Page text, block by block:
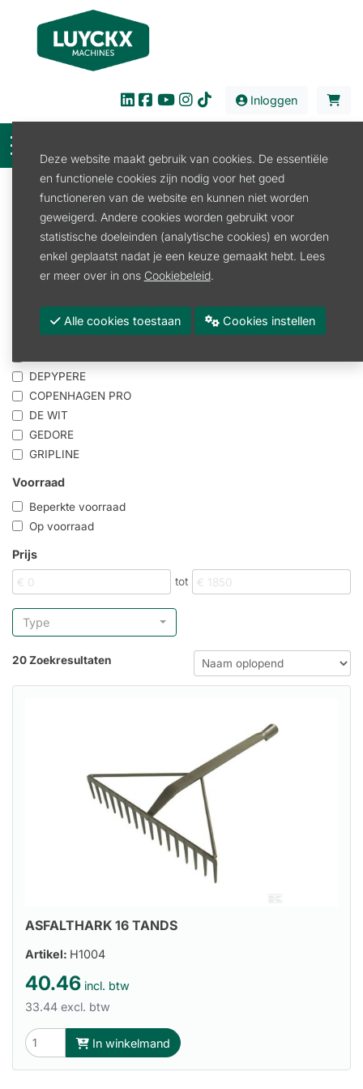
Inloggen
Filter
Verkoop
Bouwgereedschap
Bouwgereedschap
Promoties
Merk
DEPYPERE
COPENHAGEN PRO
DE WIT
GEDORE
GRIPLINE
Voorraad
Beperkte voorraad
Op voorraad
Prijs
tot
Type
20 Zoekresultaten
ASFALTHARK 16 TANDS
Artikel: H1004
40.46 incl. btw
33.44 excl. btw
In winkelmand
Deze website maakt gebruik van cookies. De essentiële
en functionele cookies zijn nodig voor het goed
functioneren van de website en kunnen niet worden
geweigerd. Andere cookies worden gebruikt voor
statistische doeleinden (analytische cookies) en worden
enkel geplaatst nadat je een keuze gemaakt hebt. Lees
er meer over in ons Cookiebeleid.
Alle cookies toestaan Cookies instellen